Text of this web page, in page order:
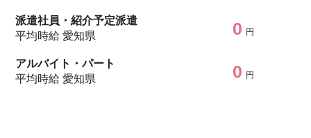
派遣社員・紹介予定派遣
平均時給 愛知県
0 円
アルバイト・パート
平均時給 愛知県
0 円